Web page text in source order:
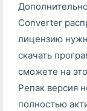
Converter
лицензию
скачать
сможете на
Репак версия
полностью